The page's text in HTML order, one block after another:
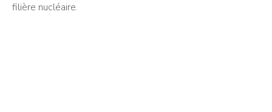
filière nucléaire.